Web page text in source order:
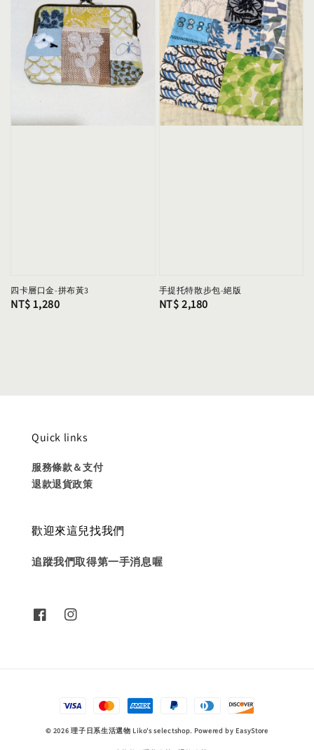
四卡層口金-拼布黃3
Regular
NT$ 1,280
手提托特散步包-絕版
Regular
NT$ 2,180
Quick links
服務條款＆支付
退款退貨政策
歡迎來這兒找我們
追蹤我們取得第一手消息喔
© 2026 理子日系生活選物 Liko's selectshop. Powered by EasyStore